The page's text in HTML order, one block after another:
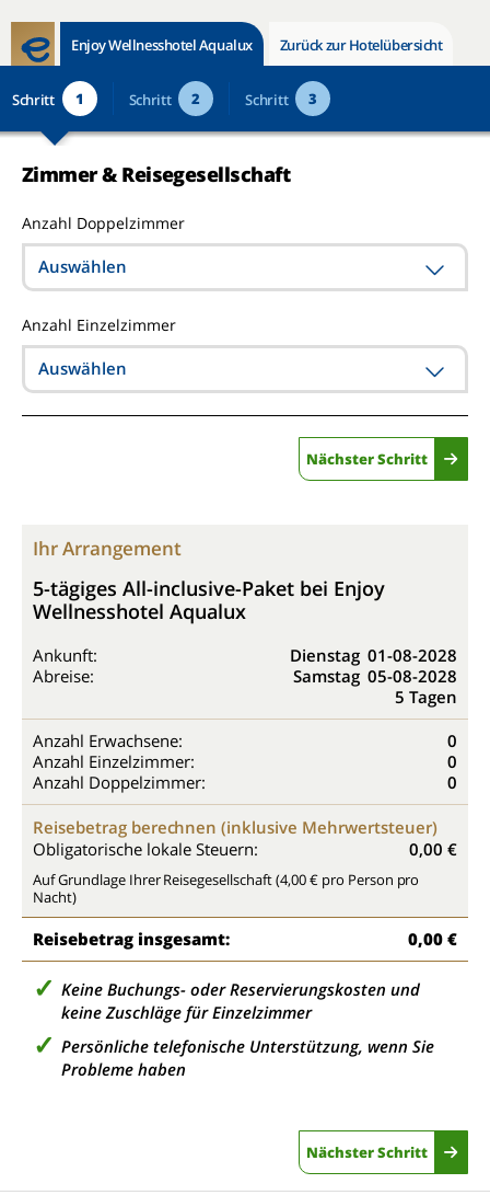
Enjoy Wellnesshotel Aqualux Zurück zur Hotelübersicht
Schritt 1 Schritt 2 Schritt 3
Zimmer & Reisegesellschaft
Anzahl Doppelzimmer
Auswählen
Anzahl Einzelzimmer
Auswählen
Nächster Schritt
Ihr Arrangement
5-tägiges All-inclusive-Paket bei Enjoy
Wellnesshotel Aqualux
Ankunft: Dienstag 01-08-2028
Abreise:
Samstag 05-08-2028
5 Tagen
Anzahl Erwachsene:
0
Anzahl Einzelzimmer:
0
Anzahl Doppelzimmer:
0
Reisebetrag berechnen (inklusive Mehrwertsteuer)
Obligatorische lokale Steuern:
0,00 €
Auf Grundlage Ihrer Reisegesellschaft (4,00 € pro Person pro
Nacht)
Reisebetrag insgesamt: 0,00 €
Keine Buchungs- oder Reservierungskosten und
keine Zuschläge für Einzelzimmer
Persönliche telefonische Unterstützung, wenn Sie
Probleme haben
Nächster Schritt